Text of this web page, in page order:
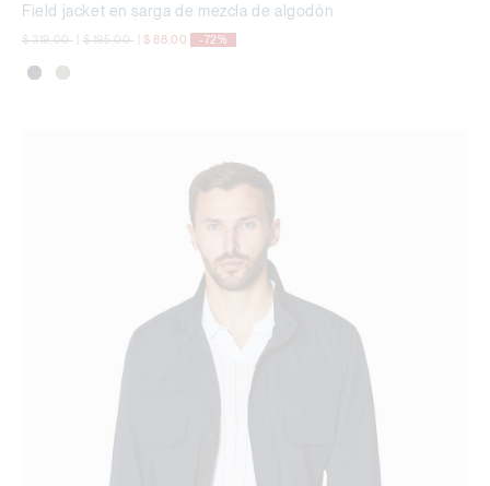
Field jacket en sarga de mezcla de algodón
precio rebajado desde
$ 319,00a precio rebajado desde
$ 195,00a $ 88,00 -72%